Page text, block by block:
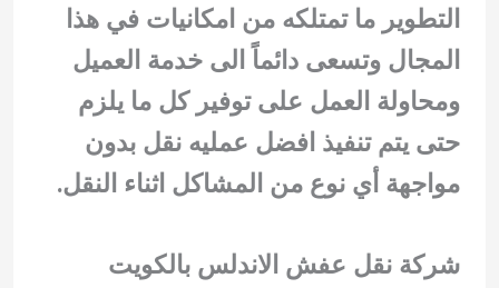
التطوير ما تمتلكه من امكانيات في هذا
المجال وتسعى دائماً الى خدمة العميل
ومحاولة العمل على توفير كل ما يلزم
حتى يتم تنفيذ افضل عمليه نقل بدون
مواجهة أي نوع من المشاكل اثناء النقل.
شركة نقل عفش الاندلس بالكويت